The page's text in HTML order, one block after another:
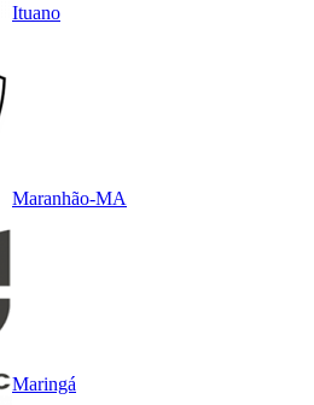
Ituano
Maranhão-MA
Maringá